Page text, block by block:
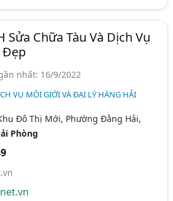
Sửa Chữa Tàu Và Dịch Vụ
Đẹp
nhất: 16/9/2022
VỤ MÔI GIỚI VÀ ĐẠI LÝ HÀNG HẢI
Đô Thị Mới, Phường Đằng Hải,
Phòng